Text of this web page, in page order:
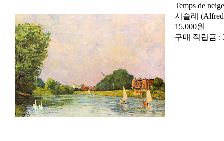
시슬레
15,000원
구매 적립금 :